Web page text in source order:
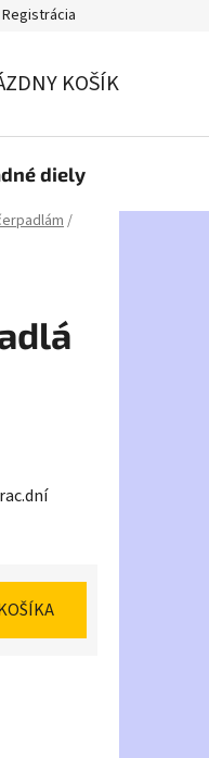
Registrácia
KOŠÍK
diely
/